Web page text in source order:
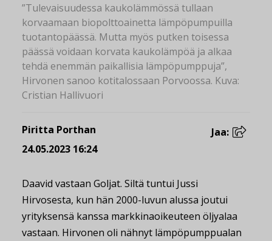
”Tulevaisuudessa kaukolämmössä tullaan
korvaamaan biopolttoainetta lämpöpumpuilla
tuotantopäässä. Mutta myös putken toisessa
päässä voidaan korvata kaukolämpöä ja alkaa
tehdä enemmän paikallisia lämpöpumppuja”,
Hirvonen sanoo kotitalossaan Porvoossa. Kuva:
Cristian Hallivuori
Piritta Porthan
24.05.2023 16:24
Jaa:
Daavid vastaan Goljat. Siltä tuntui Jussi
Hirvosesta, kun hän 2000-luvun alussa joutui
yrityksensä kanssa markkinaoikeuteen öljyalaa
vastaan. Hirvonen oli nähnyt lämpöpumppualan